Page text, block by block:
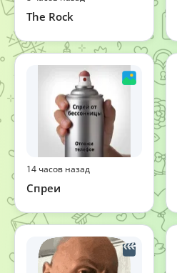
The Rock
14 часов назад
Спреи